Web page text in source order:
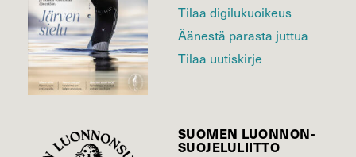
Tilaa digilukuoikeus
Äänestä parasta juttua
Tilaa uutiskirje
SUOMEN LUONNON­
SUOJELU­LIITTO